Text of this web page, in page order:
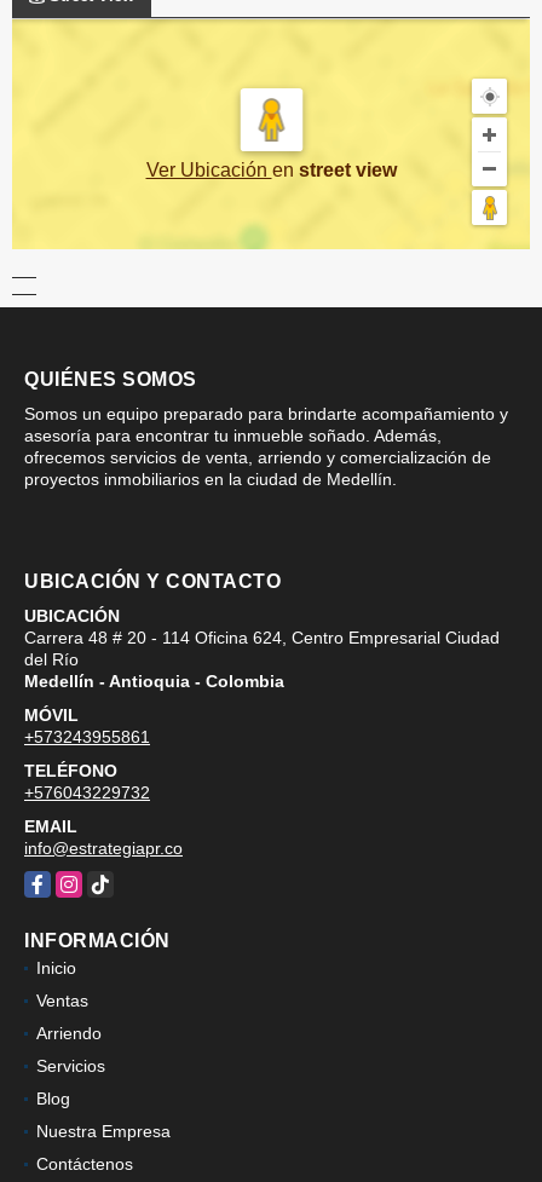
Ver Ubicación en street view
QUIÉNES SOMOS
Somos un equipo preparado para brindarte acompañamiento y
asesoría para encontrar tu inmueble soñado. Además,
ofrecemos servicios de venta, arriendo y comercialización de
proyectos inmobiliarios en la ciudad de Medellín.
UBICACIÓN Y CONTACTO
UBICACIÓN
Carrera 48 # 20 - 114 Oficina 624, Centro Empresarial Ciudad
del Río
Medellín - Antioquia - Colombia
MÓVIL
+573243955861
TELÉFONO
+576043229732
EMAIL
info@estrategiapr.co
Facebook
Instagram
TikTok
INFORMACIÓN
Inicio
Ventas
Arriendo
Servicios
Blog
Nuestra Empresa
Contáctenos